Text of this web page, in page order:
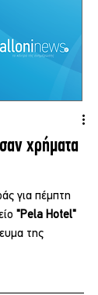
χρήματα
για πέμπτη
"Pela Hotel"
της